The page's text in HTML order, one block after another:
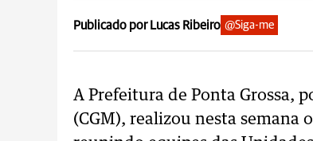
Publicado por Lucas Ribeiro @Siga-me
A Prefeitura de Ponta Grossa,
(CGM), realizou nesta semana